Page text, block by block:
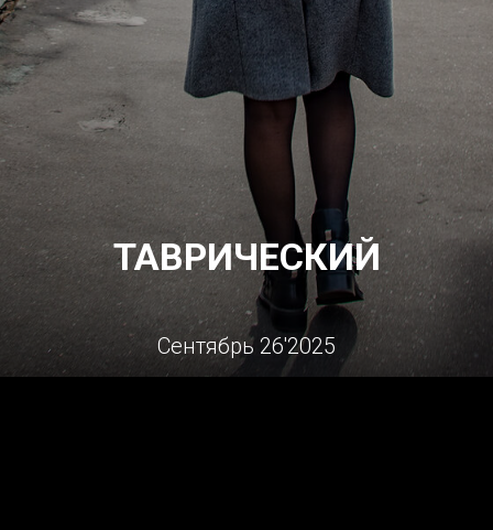
ТАВРИЧЕСКИЙ
Сентябрь 26'2025